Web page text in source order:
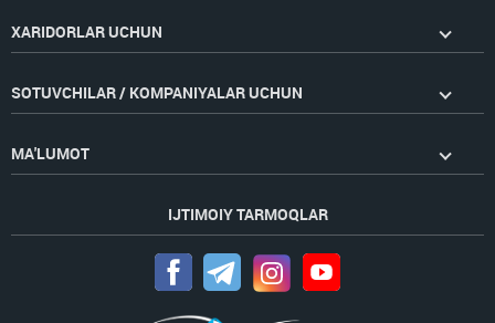
XARIDORLAR UCHUN
SOTUVCHILAR / KOMPANIYALAR UCHUN
MA'LUMOT
IJTIMOIY TARMOQLAR